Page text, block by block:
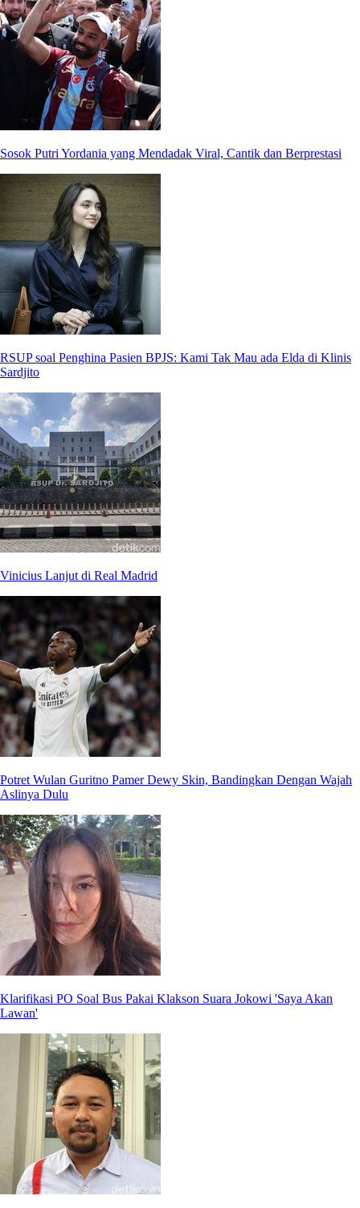
Sosok Putri Yordania yang Mendadak Viral, Cantik dan Berprestasi
RSUP soal Penghina Pasien BPJS: Kami Tak Mau ada Elda di Klinis
Sardjito
Vinicius Lanjut di Real Madrid
Potret Wulan Guritno Pamer Dewy Skin, Bandingkan Dengan Wajah
Aslinya Dulu
Klarifikasi PO Soal Bus Pakai Klakson Suara Jokowi 'Saya Akan
Lawan'